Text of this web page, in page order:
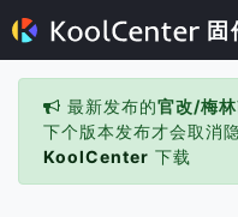
固
最新发布的官改/梅
下个版本发布才会取消
KoolCenter 下载